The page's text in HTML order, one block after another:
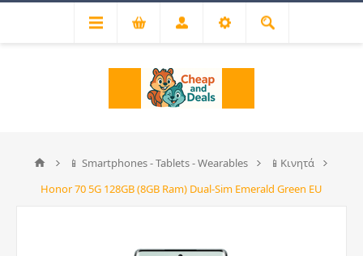
📱 Smartphones - Tablets - Wearables
📱Κινητά
Honor 70 5G 128GB (8GB Ram) Dual-Sim Emerald Green EU